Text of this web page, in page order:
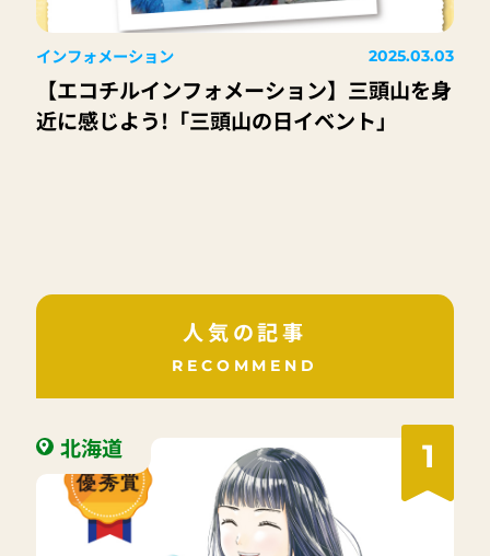
インフォメーション 2025.03.03
【エコチルインフォメーション】三頭山を身
近に感じよう!「三頭山の日イベント」
人気の記事
RECOMMEND
1
北海道